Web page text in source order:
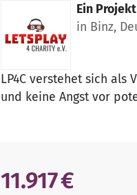
Ein
in Binz,
LP4C verstehet sich als
und keine Angst vor
11.917 €